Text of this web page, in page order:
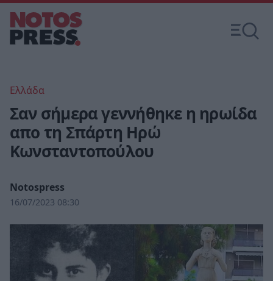
Ελλάδα
Σαν σήμερα γεννήθηκε η ηρωίδα
απο τη Σπάρτη Ηρώ
Κωνσταντοπούλου
Notospress
16/07/2023 08:30